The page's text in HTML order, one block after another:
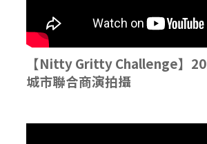
【Nitty Gritty Challenge】
城市聯合商演拍攝